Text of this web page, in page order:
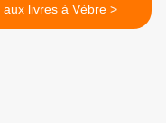
aux livres à Vèbre >